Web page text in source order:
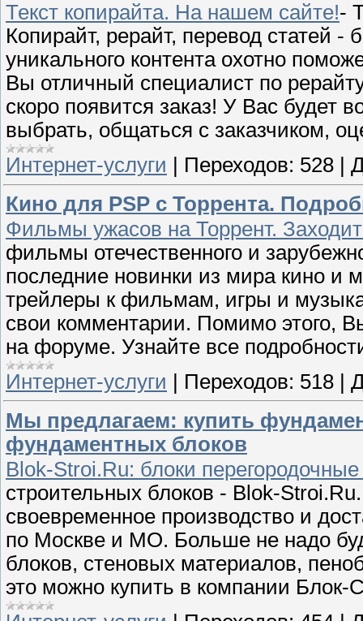
Текст копирайта. На нашем сайте!-
Копирайт, рерайт, перевод статей
уникального контента охотно
Вы отличный специалист по
скоро появится заказ! У Вас будет
выбрать, общаться с заказчиком,
Интернет-услуги
Переходов: 528
Кино для PSP с Торрента.
Фильмы ужасов на Торрент.
фильмы отечественного и
последние новинки из мира кино и
трейлеры к фильмам, игры и
свои комментарии. Помимо этого,
на форуме. Узнайте все
Интернет-услуги
Переходов: 518
Мы предлагаем: купить
фундаментных блоков
Blok-Stroi.Ru: блоки
строительных блоков - Blok-
своевременное производство и
по Москве и МО. Больше не надо
блоков, стеновых материалов,
это можно купить в компании Блок-